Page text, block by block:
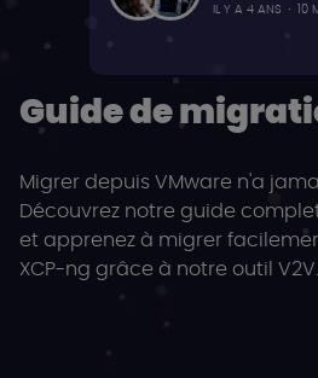
IL Y A 4 ANS · 10
Guide de
Migrer depuis VMware n'a
Découvrez notre guide
et apprenez à migrer
XCP-ng grâce à notre outil V2V.